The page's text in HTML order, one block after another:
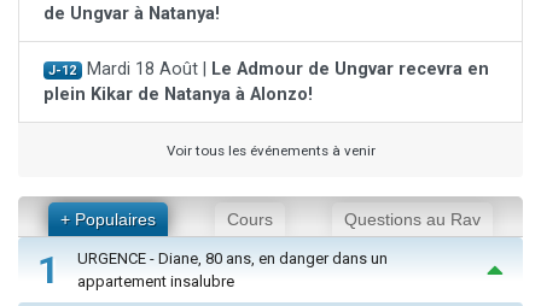
de Ungvar à Natanya!
J-12 Mardi 18 Août |
Le Admour de Ungvar recevra en
plein Kikar de Natanya à Alonzo!
Voir tous les événements à venir
+ Populaires Cours Questions au Rav
1
URGENCE - Diane, 80 ans, en danger dans un
appartement insalubre